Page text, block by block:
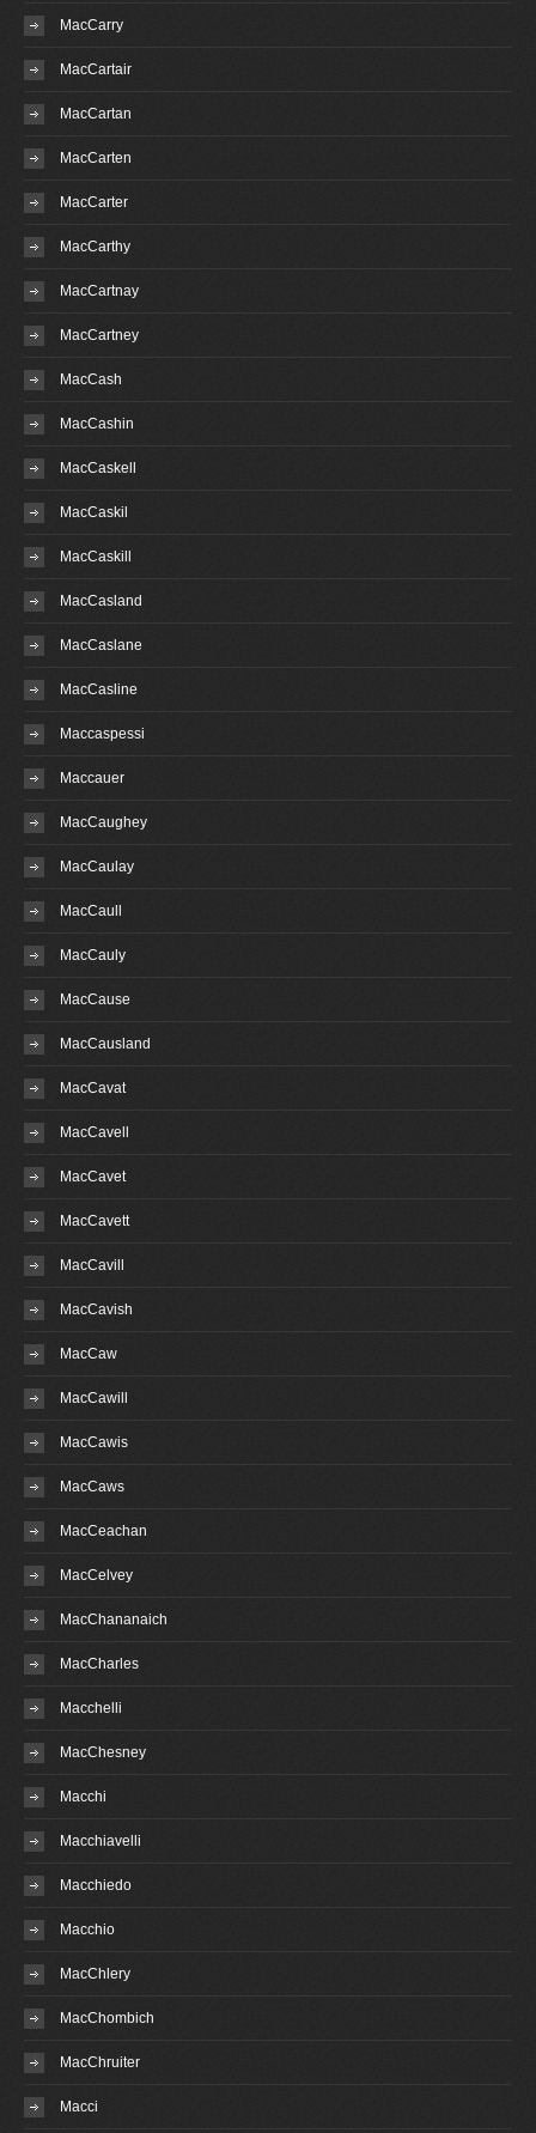
MacCarry
MacCartair
MacCartan
MacCarten
MacCarter
MacCarthy
MacCartnay
MacCartney
MacCash
MacCashin
MacCaskell
MacCaskil
MacCaskill
MacCasland
MacCaslane
MacCasline
Maccaspessi
Maccauer
MacCaughey
MacCaulay
MacCaull
MacCauly
MacCause
MacCausland
MacCavat
MacCavell
MacCavet
MacCavett
MacCavill
MacCavish
MacCaw
MacCawill
MacCawis
MacCaws
MacCeachan
MacCelvey
MacChananaich
MacCharles
Macchelli
MacChesney
Macchi
Macchiavelli
Macchiedo
Macchio
MacChlery
MacChombich
MacChruiter
Macci